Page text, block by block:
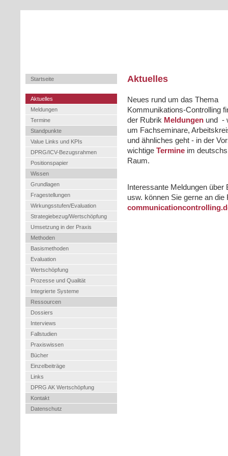
Startseite
Aktuelles
Meldungen
Termine
Standpunkte
Value Links und KPIs
DPRG/ICV-Bezugsrahmen
Positionspapier
Wissen
Grundlagen
Fragestellungen
Wirkungsstufen/Evaluation
Strategiebezug/Wertschöpfung
Umsetzung in der Praxis
Methoden
Basismethoden
Evaluation
Wertschöpfung
Prozesse und Qualität
Integrierte Systeme
Ressourcen
Dossiers
Interviews
Fallstudien
Praxiswissen
Bücher
Einzelbeiträge
Links
DPRG AK Wertschöpfung
Kontakt
Datenschutz
Aktuelles
Neues rund um das Thema
Kommunikations-Controlling
der Rubrik Meldungen und -
um Fachseminare,
und ähnliches geht - in der
wichtige Termine im
Raum.
Interessante Meldungen
usw. können Sie gerne an